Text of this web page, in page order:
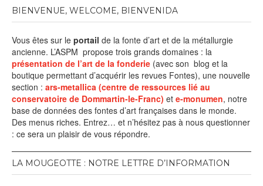
BIENVENUE, WELCOME, BIENVENIDA
Vous êtes sur le portail de la fonte d’art et de la métallurgie
ancienne. L’ASPM propose trois grands domaines : la
présentation de l’art de la fonderie (avec son blog et la
boutique permettant d’acquérir les revues Fontes), une nouvelle
section : ars-metallica (centre de ressources lié au
conservatoire de Dommartin-le-Franc) et e-monumen, notre
base de données des fontes d’art françaises dans le monde.
Des menus riches. Entrez… et n’hésitez pas à nous questionner
: ce sera un plaisir de vous répondre.
LA MOUGEOTTE : NOTRE LETTRE D’INFORMATION